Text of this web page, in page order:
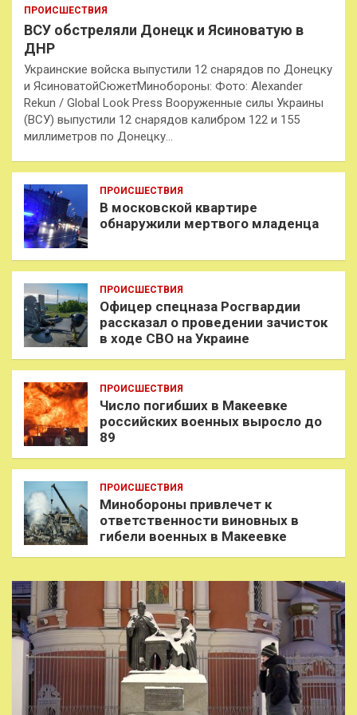
ПРОИСШЕСТВИЯ
ВСУ обстреляли Донецк и Ясиноватую в
ДНР
Украинские войска выпустили 12 снарядов по Донецку
и ЯсиноватойСюжетМинобороны: Фото: Alexander
Rekun / Global Look Press Вооруженные силы Украины
(ВСУ) выпустили 12 снарядов калибром 122 и 155
миллиметров по Донецку…
ПРОИСШЕСТВИЯ
В московской квартире
обнаружили мертвого младенца
ПРОИСШЕСТВИЯ
Офицер спецназа Росгвардии
рассказал о проведении зачисток
в ходе СВО на Украине
ПРОИСШЕСТВИЯ
Число погибших в Макеевке
российских военных выросло до
89
ПРОИСШЕСТВИЯ
Минобороны привлечет к
ответственности виновных в
гибели военных в Макеевке